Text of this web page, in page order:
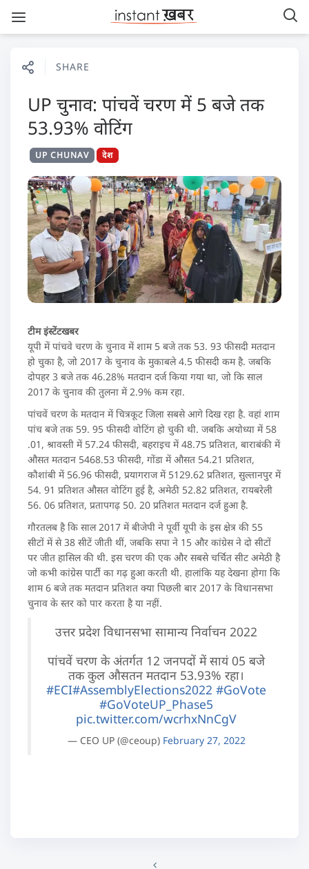
SHARE
UP चुनाव: पांचवें चरण में 5 बजे तक
53.93% वोटिंग
UP CHUNAV देश
टीम इंस्टेंटखबर
यूपी में पांचवे चरण के चुनाव में शाम 5 बजे तक 53. 93 फीसदी मतदान
हो चुका है, जो 2017 के चुनाव के मुकाबले 4.5 फीसदी कम है. जबकि
दोपहर 3 बजे तक 46.28% मतदान दर्ज किया गया था, जो कि साल
2017 के चुनाव की तुलना में 2.9% कम रहा.
पांचवें चरण के मतदान में चित्रकूट जिला सबसे आगे दिख रहा है. वहां शाम
पांच बजे तक 59. 95 फीसदी वोटिंग हो चुकी थी. जबकि अयोध्या में 58
.01, श्रावस्ती में 57.24 फीसदी, बहराइच में 48.75 प्रतिशत, बाराबंकी में
औसत मतदान 5468.53 फीसदी, गोंडा में औसत 54.21 प्रतिशत,
कौशांबी में 56.96 फीसदी, प्रयागराज में 5129.62 प्रतिशत, सुल्तानपुर में
54. 91 प्रतिशत औसत वोटिंग हुई है, अमेठी 52.82 प्रतिशत, रायबरेली
56. 06 प्रतिशत, प्रतापगढ़ 50. 20 प्रतिशत मतदान दर्ज हुआ है.
गौरतलब है कि साल 2017 में बीजेपी ने पूर्वी यूपी के इस क्षेत्र की 55
सीटों में से 38 सीटें जीती थीं, जबकि सपा ने 15 और कांग्रेस ने दो सीटों
पर जीत हासिल की थी. इस चरण की एक और सबसे चर्चित सीट अमेठी है
जो कभी कांग्रेस पार्टी का गढ़ हुआ करती थी. हालांकि यह देखना होगा कि
शाम 6 बजे तक मतदान प्रतिशत क्या पिछली बार 2017 के विधानसभा
चुनाव के स्तर को पार करता है या नहीं.
उत्तर प्रदेश विधानसभा सामान्य निर्वाचन 2022
पांचवें चरण के अंतर्गत 12 जनपदों में सायं 05 बजे
तक कुल औसतन मतदान 53.93% रहा।
#ECI#AssemblyElections2022 #GoVote
#GoVoteUP_Phase5
pic.twitter.com/wcrhxNnCgV
— CEO UP (@ceoup) February 27, 2022